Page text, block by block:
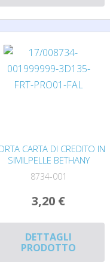
CARTA DI CREDITO IN
SIMILPELLE BETHANY
8734-001
3,20 €
DETTAGLI
PRODOTTO